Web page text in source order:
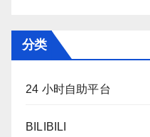
分类
24 小时自助平台
BILIBILI